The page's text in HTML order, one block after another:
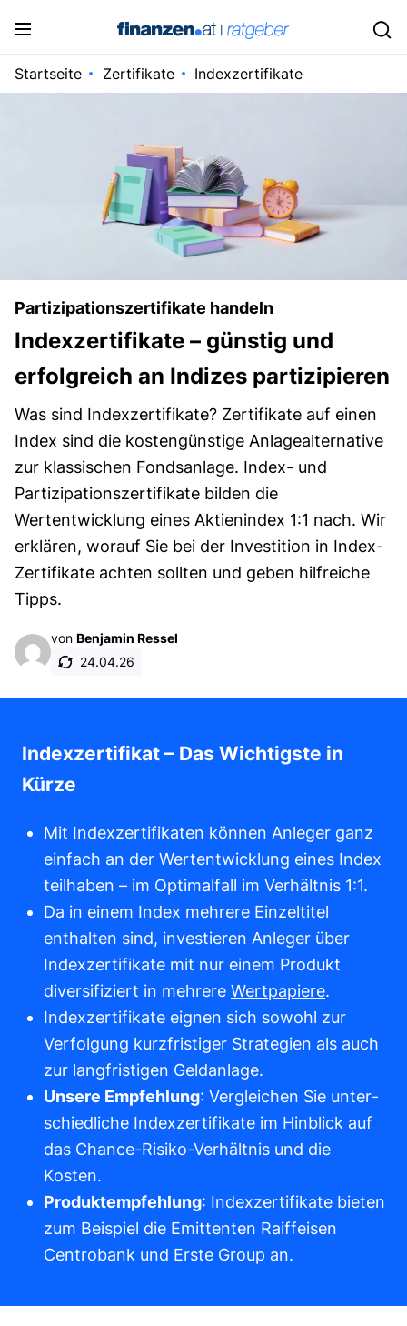
Startseite Zertifikate Indexzertifikate
Partizipationszertifikate handeln
Indexzertifikate – günstig und
erfolgreich an Indizes partizipieren
Was sind Indexzertifikate? Zertifikate auf einen
Index sind die kostengünstige Anlagealternative
zur klassischen Fondsanlage. Index- und
Partizipationszertifikate bilden die
Wertentwicklung eines Aktienindex 1:1 nach. Wir
erklären, worauf Sie bei der Investition in Index-
Zertifikate achten sollten und geben hilfreiche
Tipps.
von Benjamin Ressel
24.04.26
Indexzertifikat – Das Wichtigste in
Kürze
Mit Indexzertifikaten können Anleger ganz
einfach an der Wertentwicklung eines Index
teilhaben – im Optimalfall im Verhältnis 1:1.
Da in einem Index mehrere Einzeltitel
enthalten sind, investieren Anleger über
Indexzertifikate mit nur einem Produkt
diversifiziert in mehrere Wertpapiere.
Index­zertifikate eignen sich sowohl zur
Verfolgung kurz­fristiger Strategien als auch
zur lang­fristigen Geld­anlage.
Unsere Empfehlung: Verglei­chen Sie unter­
schied­liche Index­zertifikate im Hin­blick auf
das Chance-Risiko-Verhältnis und die
Kosten.
Produkt­empfehlung: Indexzertifikate bieten
zum Beispiel die Emittenten Raiffeisen
Centrobank und Erste Group an.